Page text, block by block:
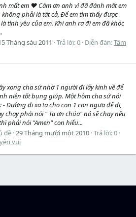
mất em ♥ Cám ơn anh vì đã đánh mất em
phải là tất cả, Để em tìm thấy được
tình yêu của em. Khi anh ra đi em đã khóc
Tháng sáu 2011 Trả lời: 0 Diễn đàn:Tâm
xong cha sứ nhờ 1 người đi lấy kinh về để
niên tốt bụng giúp. Một hôm cha sứ nói
Đường đi xa ta cho con 1 con ngựa để đi,
chạy phải nói " Tạ ơn chúa" nó sẽ chạy nếu
phải nói "Amen" con hiểu...
đề 29 Tháng mười một 2010 Trả lời: 0
vui